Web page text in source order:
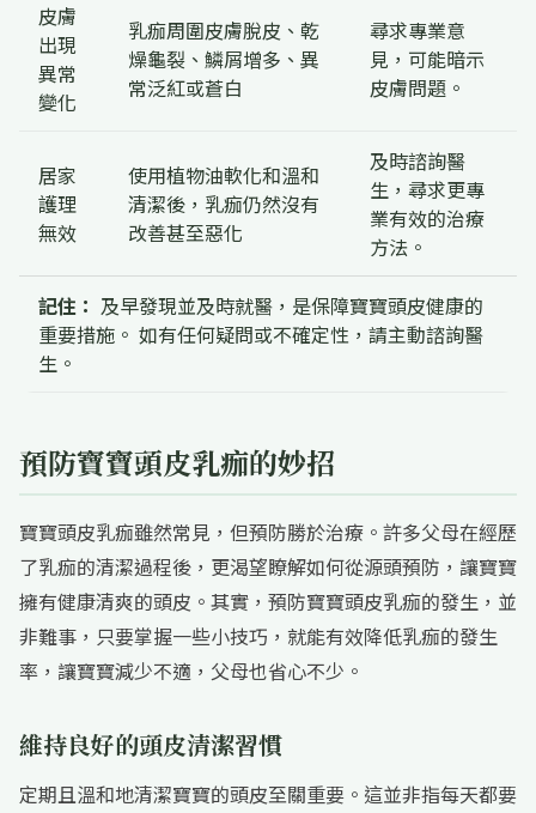
皮膚
出現
異常
變化
乳痂周圍皮膚脫皮、乾
燥龜裂、鱗屑增多、異
常泛紅或蒼白
尋求專業意
見，可能暗示
皮膚問題。
居家
護理
無效
使用植物油軟化和溫和
清潔後，乳痂仍然沒有
改善甚至惡化
及時諮詢醫
生，尋求更專
業有效的治療
方法。
記住： 及早發現並及時就醫，是保障寶寶頭皮健康的
重要措施。 如有任何疑問或不確定性，請主動諮詢醫
生。
預防寶寶頭皮乳痂的妙招
寶寶頭皮乳痂雖然常見，但預防勝於治療。許多父母在經歷
了乳痂的清潔過程後，更渴望瞭解如何從源頭預防，讓寶寶
擁有健康清爽的頭皮。其實，預防寶寶頭皮乳痂的發生，並
非難事，只要掌握一些小技巧，就能有效降低乳痂的發生
率，讓寶寶減少不適，父母也省心不少。
維持良好的頭皮清潔習慣
定期且溫和地清潔寶寶的頭皮至關重要。這並非指每天都要